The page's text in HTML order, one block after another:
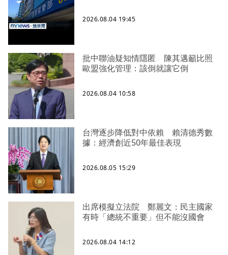
2026.08.04 19:45
批中聯油疑知情隱匿 陳其邁籲比照
歐盟強化管理：該倒就讓它倒
2026.08.04 10:58
台灣逐步降低對中依賴 賴清德秀數
據：經濟創近50年最佳表現
2026.08.05 15:29
出席模擬立法院 鄭麗文：民主國家
有時「總統不重要」但不能沒國會
2026.08.04 14:12